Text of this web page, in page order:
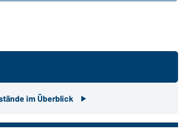
im Überblick